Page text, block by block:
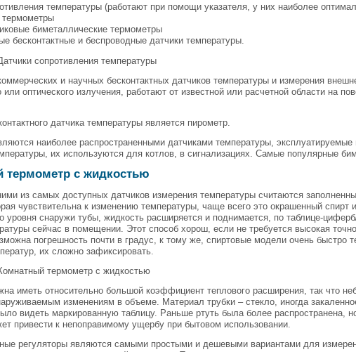
температуры (работают при помощи указателя, у них наиболее
биметаллические термометры
бесконтактные и беспроводные датчики температуры.
сопротивления температуры
и научных бесконтактных датчиков температуры и измерения
или оптического излучения, работают от известной или расчетной области на
датчика температуры является пирометр.
наиболее распространенными датчиками температуры,
их используются для котлов, в сигнализациях. Самые популярные
термометр с жидкостью
из самых доступных датчиков измерения температуры считаются
чувствительна к изменению температуры, чаще всего это окрашенный спирт
уровня снаружи тубы, жидкость расширяется и поднимается, по таблице-
сейчас в помещении. Этот способ хорош, если не требуется высокая
погрешность почти в градус, к тому же, спиртовые модели очень быстро
их сложно зафиксировать.
термометр с жидкостью
иметь относительно большой коэффициент теплового расширения, так что
изменениям в объеме. Материал трубки – стекло, иногда
видеть маркированную таблицу. Раньше ртуть была более распространена,
привести к непоправимому ущербу при бытовом использовании.
регуляторы являются самыми простыми и дешевыми вариантами для